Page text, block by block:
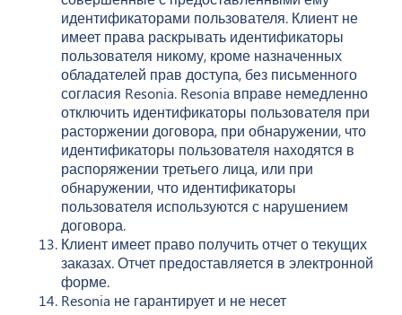
идентификаторами пользователя. Клиент не
имеет права раскрывать идентификаторы
пользователя никому, кроме назначенных
обладателей прав доступа, без письменного
согласия Resonia. Resonia вправе немедленно
отключить идентификаторы пользователя при
расторжении договора, при обнаружении, что
идентификаторы пользователя находятся в
распоряжении третьего лица, или при
обнаружении, что идентификаторы
пользователя используются с нарушением
договора.
Клиент имеет право получить отчет о текущих
заказах. Отчет предоставляется в электронной
форме.
Resonia не гарантирует и не несет